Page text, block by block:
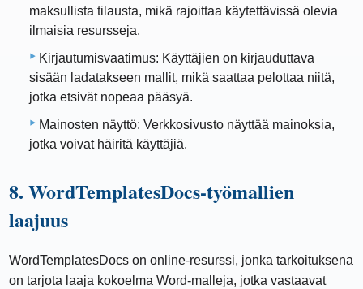
maksullista tilausta, mikä rajoittaa käytettävissä olevia
ilmaisia ​​resursseja.
Kirjautumisvaatimus: Käyttäjien on kirjauduttava
sisään ladatakseen mallit, mikä saattaa pelottaa niitä,
jotka etsivät nopeaa pääsyä.
Mainosten näyttö: Verkkosivusto näyttää mainoksia,
jotka voivat häiritä käyttäjiä.
8. WordTemplatesDocs-työmallien
laajuus
WordTemplatesDocs on online-resurssi, jonka tarkoituksena
on tarjota laaja kokoelma Word-malleja, jotka vastaavat